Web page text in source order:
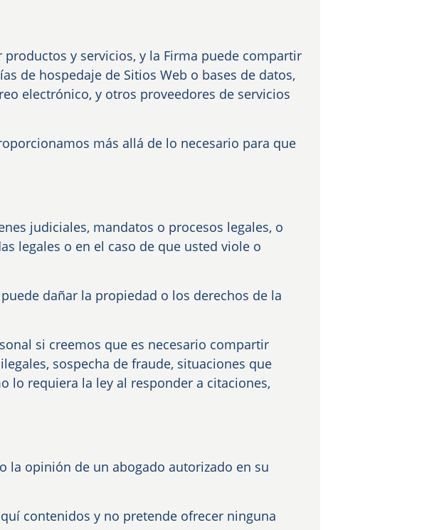
y servicios, y la Firma puede compartir
de hospedaje de Sitios Web o bases de datos,
electrónico, y otros proveedores de servicios
más allá de lo necesario para que
judiciales, mandatos o procesos legales, o
legales o en el caso de que usted viole o
dañar la propiedad o los derechos de la
si creemos que es necesario compartir
sospecha de fraude, situaciones que
lo requiera la ley al responder a citaciones,
la opinión de un abogado autorizado en su
contenidos y no pretende ofrecer ninguna